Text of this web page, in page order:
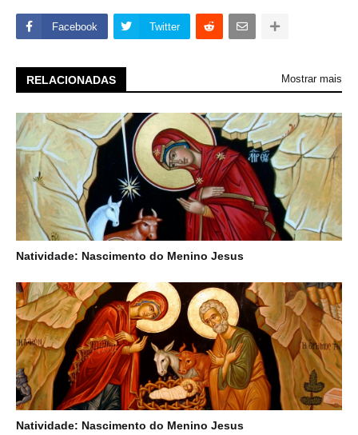
Facebook Twitter
RELACIONADAS Mostrar mais
Natividade: Nascimento do Menino Jesus
Natividade: Nascimento do Menino Jesus